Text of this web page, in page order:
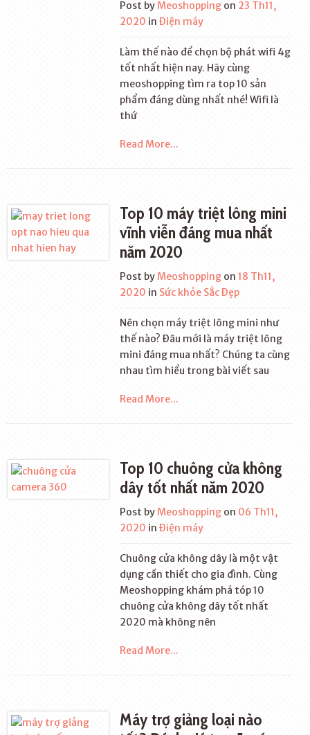
Post byMeoshopping on 23 Th11,
2020 inĐiện máy
Làm thế nào để chọn bộ phát wifi 4g
tốt nhất hiện nay. Hãy cùng
meoshopping tìm ra top 10 sản
phẩm đáng dùng nhất nhé! Wifi là
thứ
Read More...
Top 10 máy triệt lông mini
vĩnh viễn đáng mua nhất
năm 2020
Post byMeoshopping on18 Th11,
2020 in Sức khỏe Sắc Đẹp
Nên chọn máy triệt lông mini như
thế nào? Đâu mới là máy triệt lông
mini đáng mua nhất? Chúng ta cùng
nhau tìm hiểu trong bài viết sau
Read More...
Top 10 chuông cửa không
dây tốt nhất năm 2020
Post byMeoshopping on 06 Th11,
2020 inĐiện máy
Chuông cửa không dây là một vật
dụng cần thiết cho gia đình. Cùng
Meoshopping khám phá tóp 10
chuông cửa không dây tốt nhất
2020 mà không nên
Read More...
Máy trợ giảng loại nào